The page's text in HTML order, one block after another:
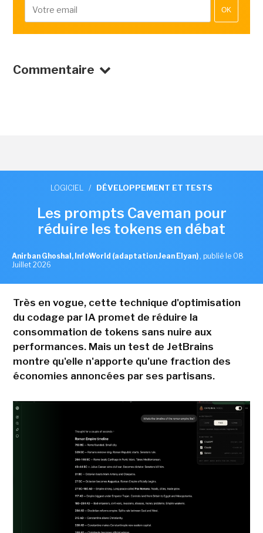
OK
Commentaire
LOGICIEL / DÉVELOPPEMENT ET TESTS
Les prompts Caveman pour
réduire les tokens en débat
Anirban Ghoshal, InfoWorld (adaptation Jean Elyan) , publié le 08
Juillet 2026
Très en vogue, cette technique d'optimisation
du codage par IA promet de réduire la
consommation de tokens sans nuire aux
performances. Mais un test de JetBrains
montre qu'elle n'apporte qu'une fraction des
économies annoncées par ses partisans.